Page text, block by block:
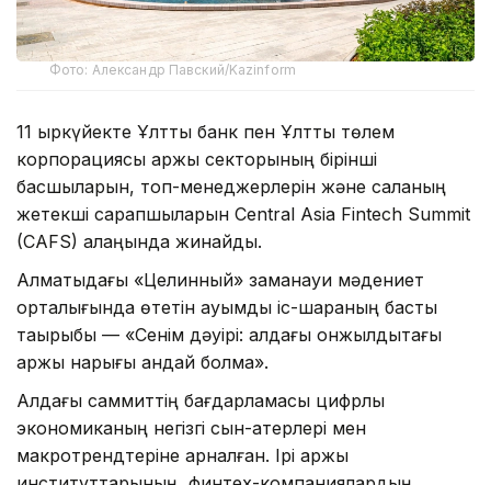
Фото: Александр Павский/Kazinform
11 қыркүйекте Ұлттық банк пен Ұлттық төлем
корпорациясы қаржы секторының бірінші
басшыларын, топ-менеджерлерін және саланың
жетекші сарапшыларын Central Asia Fintech Summit
(CAFS) алаңында жинайды.
Алматыдағы «Целинный» заманауи мәдениет
орталығында өтетін ауқымды іс-шараның басты
тақырыбы — «Сенім дәуірі: алдағы онжылдықтағы
қаржы нарығы қандай болмақ».
Алдағы саммиттің бағдарламасы цифрлық
экономиканың негізгі сын-қатерлері мен
макротрендтеріне арналған. Ірі қаржы